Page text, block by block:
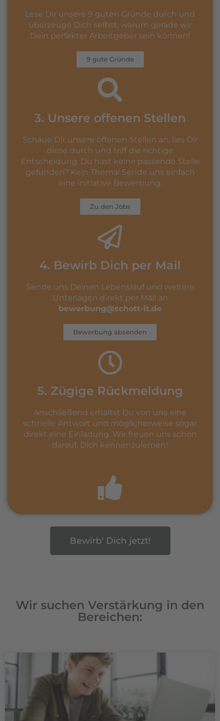
Lese Dir unsere 9 guten Gründe durch und
überzeuge Dich selbst, warum gerade wir
Dein perfekter Arbeitgeber sein können!
9 gute Gründe
3. Unsere offenen Stellen
Schaue Dir unsere offenen Stellen an, lies Dir
diese durch und triff die richtige
Entscheidung. Du hast keine passende Stelle
gefunden? Kein Thema! Sende uns einfach
eine initiative Bewerbung.
Zu den Jobs
4. Bewirb Dich per Mail
Sende uns Deinen Lebenslauf und weitere
Unterlagen direkt per Mail an
bewerbung@schott-it.de
Bewerbung absenden
5. Zügige Rückmeldung
Anschließend erhältst Du von uns eine
schnelle Antwort und möglicherweise sogar
direkt eine Einladung. Wir freuen uns schon
darauf, Dich kennenzulernen!
Bewirb' Dich jetzt!
Wir suchen Verstärkung in den
Bereichen: